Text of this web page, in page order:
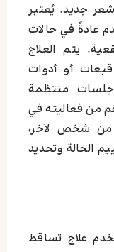
جديد. يُعتبر
عادةً في حالات
يتم العلاج
أو أدوات
جلسات منتظمة
من فعاليته في
من شخص لآخر،
الحالة وتحديد
علاج تساقط